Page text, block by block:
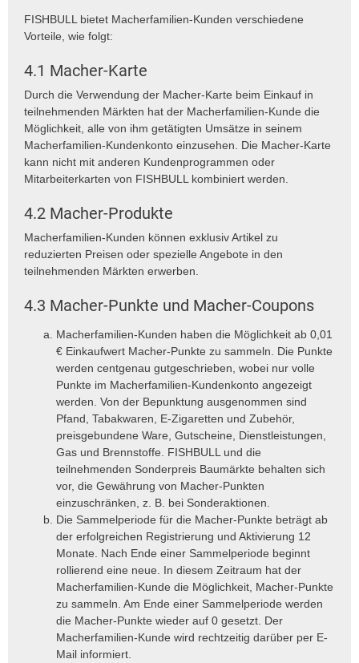
FISHBULL bietet Macherfamilien-Kunden verschiedene
Vorteile, wie folgt:
4.1 Macher-Karte
Durch die Verwendung der Macher-Karte beim Einkauf in
teilnehmenden Märkten hat der Macherfamilien-Kunde die
Möglichkeit, alle von ihm getätigten Umsätze in seinem
Macherfamilien-Kundenkonto einzusehen. Die Macher-Karte
kann nicht mit anderen Kundenprogrammen oder
Mitarbeiterkarten von FISHBULL kombiniert werden.
4.2 Macher-Produkte
Macherfamilien-Kunden können exklusiv Artikel zu
reduzierten Preisen oder spezielle Angebote in den
teilnehmenden Märkten erwerben.
4.3 Macher-Punkte und Macher-Coupons
Macherfamilien-Kunden haben die Möglichkeit ab 0,01
€ Einkaufwert Macher-Punkte zu sammeln. Die Punkte
werden centgenau gutgeschrieben, wobei nur volle
Punkte im Macherfamilien-Kundenkonto angezeigt
werden. Von der Bepunktung ausgenommen sind
Pfand, Tabakwaren, E-Zigaretten und Zubehör,
preisgebundene Ware, Gutscheine, Dienstleistungen,
Gas und Brennstoffe. FISHBULL und die
teilnehmenden Sonderpreis Baumärkte behalten sich
vor, die Gewährung von Macher-Punkten
einzuschränken, z. B. bei Sonderaktionen.
Die Sammelperiode für die Macher-Punkte beträgt ab
der erfolgreichen Registrierung und Aktivierung 12
Monate. Nach Ende einer Sammelperiode beginnt
rollierend eine neue. In diesem Zeitraum hat der
Macherfamilien-Kunde die Möglichkeit, Macher-Punkte
zu sammeln. Am Ende einer Sammelperiode werden
die Macher-Punkte wieder auf 0 gesetzt. Der
Macherfamilien-Kunde wird rechtzeitig darüber per E-
Mail informiert.